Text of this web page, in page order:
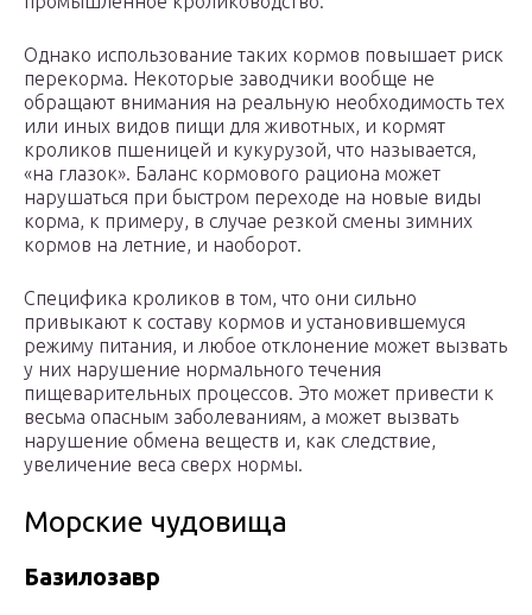
Однако использование таких кормов повышает риск
перекорма. Некоторые заводчики вообще не
обращают внимания на реальную необходимость тех
или иных видов пищи для животных, и кормят
кроликов пшеницей и кукурузой, что называется,
«на глазок». Баланс кормового рациона может
нарушаться при быстром переходе на новые виды
корма, к примеру, в случае резкой смены зимних
кормов на летние, и наоборот.
Специфика кроликов в том, что они сильно
привыкают к составу кормов и установившемуся
режиму питания, и любое отклонение может вызвать
у них нарушение нормального течения
пищеварительных процессов. Это может привести к
весьма опасным заболеваниям, а может вызвать
нарушение обмена веществ и, как следствие,
увеличение веса сверх нормы.
Морские чудовища
Базилозавр